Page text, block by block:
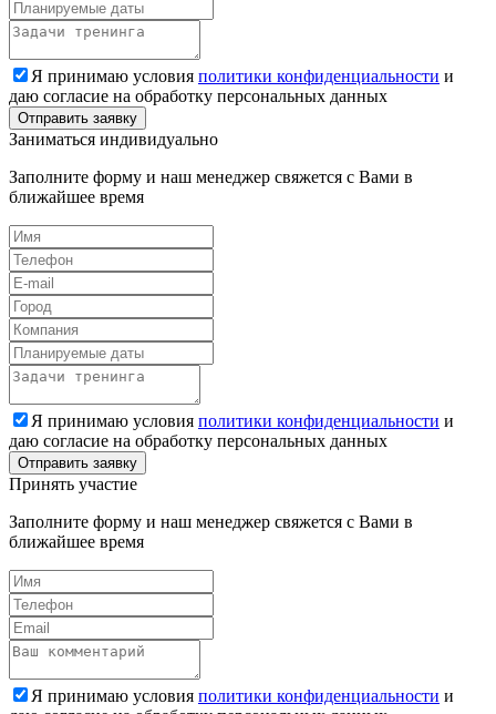
Я принимаю условия политики конфиденциальности и
даю согласие на обработку персональных данных
Заниматься индивидуально
Заполните форму и наш менеджер свяжется с Вами в
ближайшее время
Я принимаю условия политики конфиденциальности и
даю согласие на обработку персональных данных
Принять участие
Заполните форму и наш менеджер свяжется с Вами в
ближайшее время
Я принимаю условия политики конфиденциальности и